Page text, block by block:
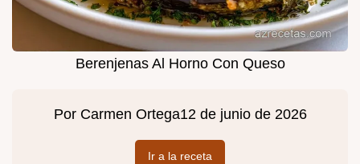
Berenjenas Al Horno Con Queso
Por Carmen Ortega12 de junio de 2026
Ir a la receta